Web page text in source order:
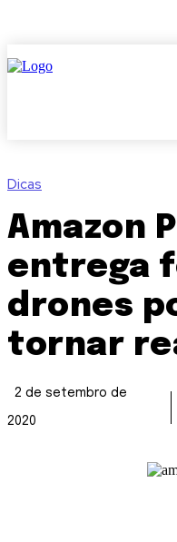
Dicas
Amazon
entrega
drones
tornar
2 de setembro de
2020